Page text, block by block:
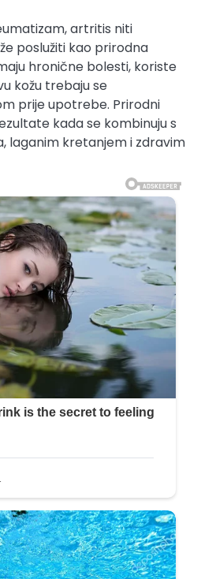
artritis niti
poslužiti kao prirodna
hronične bolesti, koriste
kožu trebaju se
prije upotrebe. Prirodni
kada se kombinuju s
laganim kretanjem i zdravim